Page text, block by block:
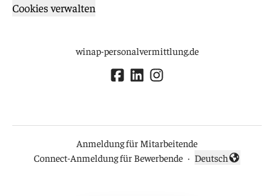
Cookies verwalten
winap-personalvermittlung.de
Anmeldung für Mitarbeitende
Connect-Anmeldung für Bewerbende ·
Sprache ändern
Deutsch